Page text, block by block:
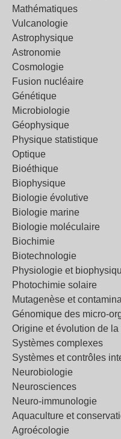
Mathématiques
Vulcanologie
Astrophysique
Astronomie
Cosmologie
Fusion nucléaire
Génétique
Microbiologie
Géophysique
Physique statistique
Optique
Bioéthique
Biophysique
Biologie évolutive
Biologie marine
Biologie moléculaire
Biochimie
Biotechnologie
Physiologie et
Photochimie solaire
Mutagenèse et
Génomique des micro-
Origine et évolution de la
Systèmes complexes
Systèmes et contrôles
Neurobiologie
Neurosciences
Neuro-immunologie
Aquaculture et
Agroécologie